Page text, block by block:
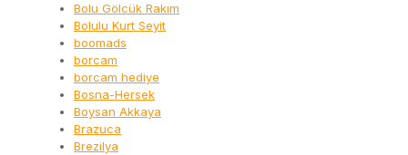
Bolu Gölcük Rakım
Bolulu Kurt Seyit
boomads
borcam
borcam hediye
Bosna-Hersek
Boysan Akkaya
Brazuca
Brezilya